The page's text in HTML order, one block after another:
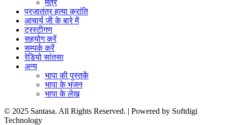
मंत्र
प्रजातंत्र हत्या क्रांति
आचार्य जी के बारे में
ट्रस्टीगण
सहयोग करें
सम्पर्क करें
रेडियो सांतसा
अन्य
भापा की पुस्तकें
भापा के भजन
भापा के लेख
© 2025 Santasa. All Rights Reserved. | Powered by Softdigi
Technology